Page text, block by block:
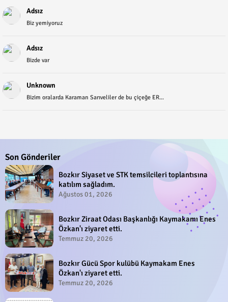
Adsız
Biz yemiyoruz
Adsız
Bizde var
Unknown
Bizim oralarda Karaman Sarıveliler de bu çiçeğe ER...
Son Gönderiler
Bozkır Siyaset ve STK temsilcileri toplantısına
katılım sağladım.
Ağustos 01, 2026
Bozkır Ziraat Odası Başkanlığı Kaymakamı Enes
Özkan'ı ziyaret etti.
Temmuz 20, 2026
Bozkır Gücü Spor kulübü Kaymakam Enes
Özkan'ı ziyaret etti.
Temmuz 20, 2026